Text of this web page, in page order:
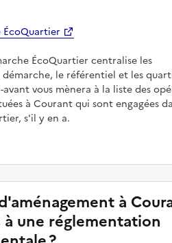
ÉcoQuartier
ÉcoQuartier centralise les
le référentiel et les
avant vous mènera à la liste des
à Courant qui sont engagées
s'il y en a.
à
à une réglementation